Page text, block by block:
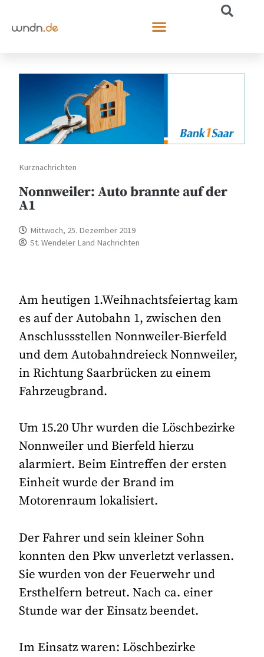
Kurznachrichten
Nonnweiler: Auto brannte auf der
A1
Mittwoch, 25. Dezember 2019
St. Wendeler Land Nachrichten
Am heutigen 1.Weihnachtsfeiertag kam
es auf der Autobahn 1, zwischen den
Anschlussstellen Nonnweiler-Bierfeld
und dem Autobahndreieck Nonnweiler,
in Richtung Saarbrücken zu einem
Fahrzeugbrand.
Um 15.20 Uhr wurden die Löschbezirke
Nonnweiler und Bierfeld hierzu
alarmiert. Beim Eintreffen der ersten
Einheit wurde der Brand im
Motorenraum lokalisiert.
Der Fahrer und sein kleiner Sohn
konnten den Pkw unverletzt verlassen.
Sie wurden von der Feuerwehr und
Ersthelfern betreut. Nach ca. einer
Stunde war der Einsatz beendet.
Im Einsatz waren: Löschbezirke